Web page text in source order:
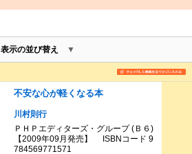
表示の並び替え
不安な心が軽くなる本
川村則行
ＰＨＰエディターズ・グループ (Ｂ６)
【2009年09月発売】 ISBNコード 9
784569771571